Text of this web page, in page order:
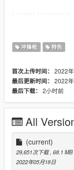
accurate, high-
Find more in our
Picture Credit:
Installation Guide:
- Navigate with
x64 > models >
- Then drag & drop
Replace" folder
https://discord.gg/
冲锋枪 特色
首次上传时间： 2022
最后更新时间： 2022
最后下载： 2小时前
All
(current)
29,651次下载 , 68.1 MB
2022年05月18日